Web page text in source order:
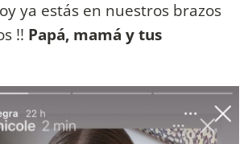
ya estás en nuestros brazos
!! Papá, mamá y tus